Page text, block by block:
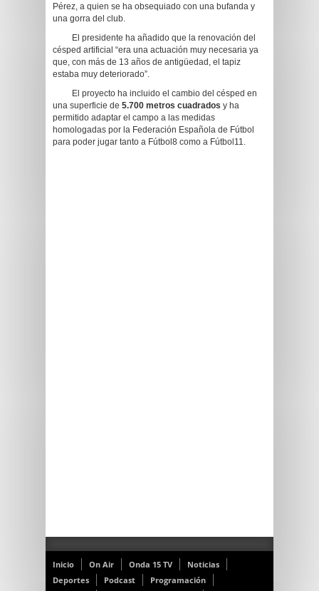
Pérez, a quien se ha obsequiado con una bufanda y
una gorra del club.
El presidente ha añadido que la renovación del
césped artificial “era una actuación muy necesaria ya
que, con más de 13 años de antigüedad, el tapiz
estaba muy deteriorado”.
El proyecto ha incluido el cambio del césped en
una superficie de 5.700 metros cuadrados y ha
permitido adaptar el campo a las medidas
homologadas por la Federación Española de Fútbol
para poder jugar tanto a Fútbol8 como a Fútbol11.
Inicio On Air Onda 15 TV
Noticias
Deportes
Podcast
Programación